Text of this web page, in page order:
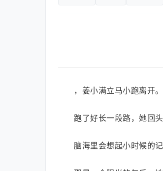
，姜小满立马小跑离开。
跑了好长一段路，她回
脑海里会想起小时候的